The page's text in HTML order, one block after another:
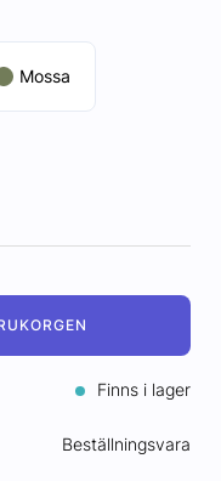
Mossa
Finns i lager
Beställningsvara